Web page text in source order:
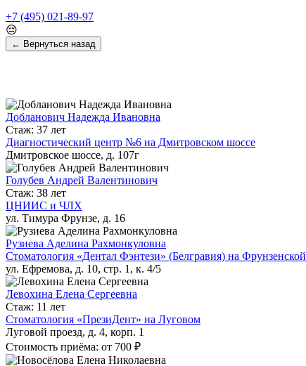
+7 (495) 021-89-97
😔
← Вернуться назад
Добланович Надежда Ивановна
Стаж: 37 лет
Диагностический центр №6 на Дмитровском шоссе
Дмитровское шоссе, д. 107г
Голубев Андрей Валентинович
Стаж: 38 лет
ЦНИИС и ЧЛХ
ул. Тимура Фрунзе, д. 16
Рузиева Аделина Рахмонкуловна
Стоматология «Дентал Фэнтези» (Белгравия) на Фрунзенской
ул. Ефремова, д. 10, стр. 1, к. 4/5
Левохина Елена Сергеевна
Стаж: 11 лет
Стоматология «ПрезиДент» на Луговом
Луговой проезд, д. 4, корп. 1
Стоимость приёма: от 700 ₽